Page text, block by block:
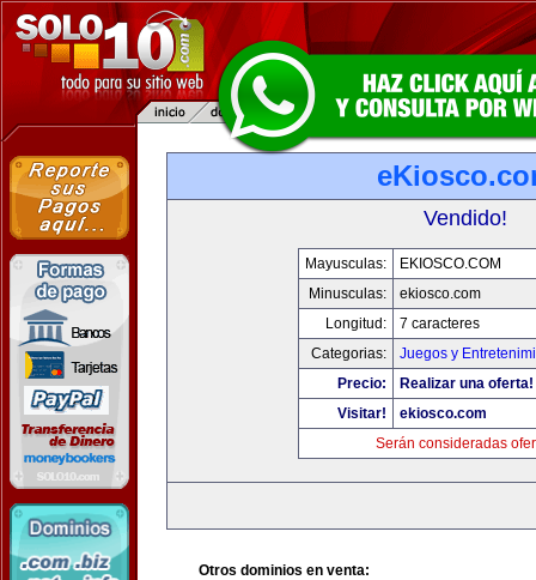
Vendido!
Mayusculas:
EKIOSCO.COM
Minusculas:
ekiosco.com
Longitud:
7 caracteres
Categorias:
Juegos y
Precio:
Realizar una oferta!
Visitar!
ekiosco.com
Serán consideradas
Otros dominios en venta: